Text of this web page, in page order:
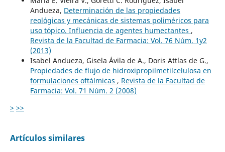
Andueza, Determinación de las propiedades
reológicas y mecánicas de sistemas poliméricos para
uso tópico. Influencia de agentes humectantes ,
Revista de la Facultad de Farmacia: Vol. 76 Núm. 1y2
(2013)
Isabel Andueza, Gisela Ávila de A., Doris Attías de G.,
Propiedades de flujo de hidroxipropilmetilcelulosa en
formulaciones oftálmicas , Revista de la Facultad de
Farmacia: Vol. 71 Núm. 2 (2008)
> >>
Artículos similares